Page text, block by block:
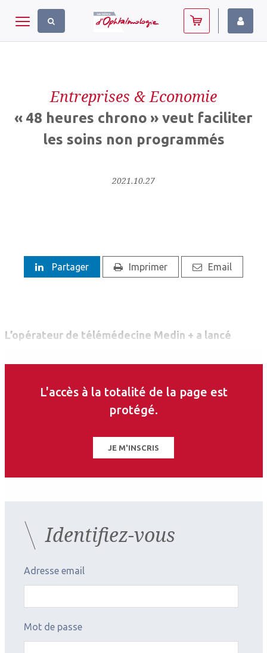
Toggle navigation
Entreprises & Economie
« 48 heures chrono » veut faciliter
les soins non programmés
2021.10.27
Partager Imprimer Email
L’opérateur de télémédecine Medin + a lancé
». Celle-ci vise à permettre aux Communautés
d’orienter leurs patients vers un spécialiste dans le
cadre de l’accès aux soins non programmés.
L'accès à la totalité de la page est
protégé.
JE M'INSCRIS
Identifiez-vous
Adresse email
Mot de passe
Panneau de gestion des cookies